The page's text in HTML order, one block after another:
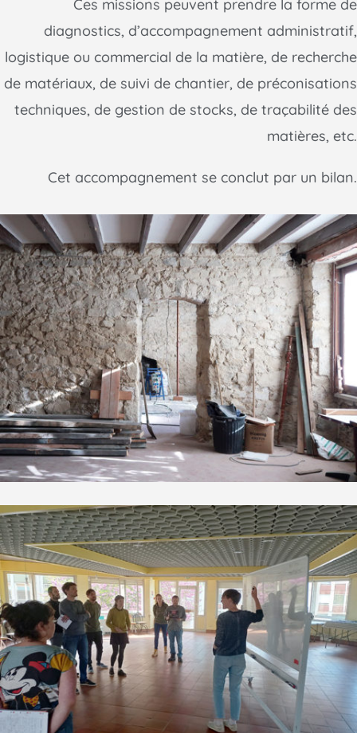
Ces missions peuvent prendre la forme de
diagnostics, d’accompagnement administratif,
logistique ou commercial de la matière, de recherche
de matériaux, de suivi de chantier, de préconisations
techniques, de gestion de stocks, de traçabilité des
matières, etc.
Cet accompagnement se conclut par un bilan.